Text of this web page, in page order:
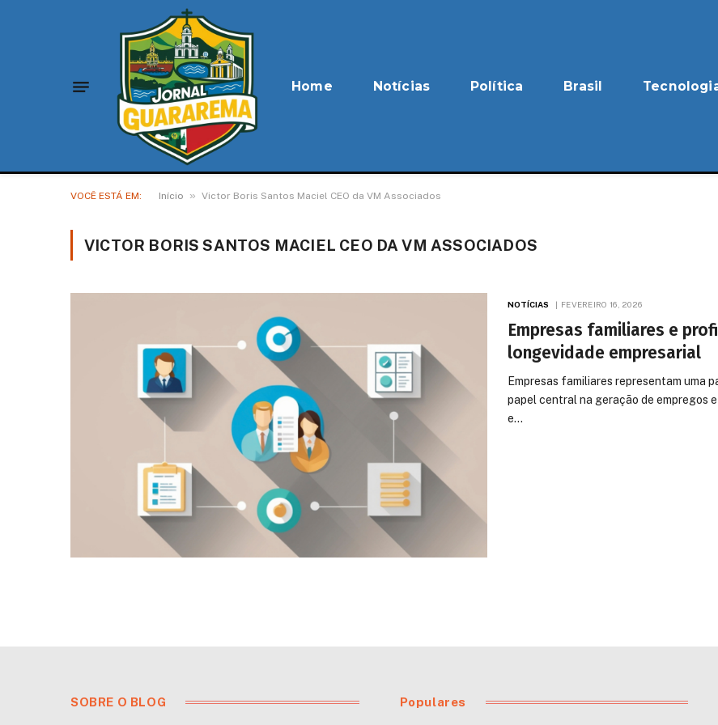
Home Notícias Política Brasil
VOCÊ ESTÁ EM: Início » Victor Boris Santos Maciel CEO da VM Associados
VICTOR BORIS SANTOS MACIEL CEO DA VM ASSOCIADOS
NOTÍCIAS FEVEREIRO 16, 2026
Empresas familiares e
longevidade empresarial
Empresas familiares representam uma
papel central na geração de empregos
e…
SOBRE O BLOG Populares